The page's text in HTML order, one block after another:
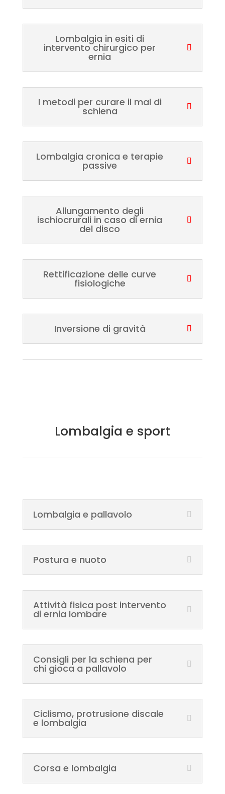
Lombalgia in esiti di
intervento chirurgico per
ernia
I metodi per curare il mal di
schiena
Lombalgia cronica e terapie
passive
Allungamento degli
ischiocrurali in caso di ernia
del disco
Rettificazione delle curve
fisiologiche
Inversione di gravità
Lombalgia e sport
Lombalgia e pallavolo
Postura e nuoto
Attività fisica post intervento
di ernia lombare
Consigli per la schiena per
chi gioca a pallavolo
Ciclismo, protrusione discale
e lombalgia
Corsa e lombalgia